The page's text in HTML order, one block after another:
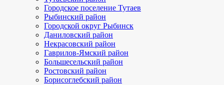
Городское поселение Тутаев
Рыбинский район
Городской округ Рыбинск
Даниловский район
Некрасовский район
Гаврилов-Ямский район
Большесельский район
Ростовский район
Борисоглебский район